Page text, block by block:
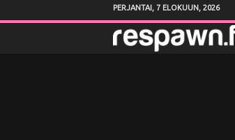
PERJANTAI, 7 ELOKUUN, 2026